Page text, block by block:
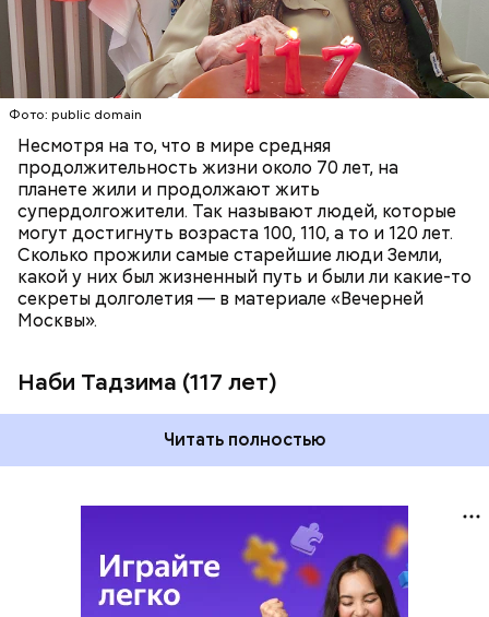
Фото: public domain
Несмотря на то, что в мире средняя
продолжительность жизни около 70 лет, на
планете жили и продолжают жить
супердолгожители. Так называют людей, которые
могут достигнуть возраста 100, 110, а то и 120 лет.
Сколько прожили самые старейшие люди Земли,
какой у них был жизненный путь и были ли какие-то
секреты долголетия — в материале «Вечерней
Москвы».
Наби Тадзима (117 лет)
Фото: public domain
Читать полностью
ПЕНСИОНЕРЫ
ПОЖИЛЫЕ ЛЮДИ
РЕКОРДЫ